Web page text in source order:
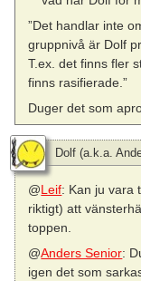
”Det handlar inte
gruppnivå är Dolf
T.ex. det finns fler
finns rasifierade.”
Duger det som
Dolf (a.k.a.
@Leif: Kan ju vara
riktigt) att
toppen.
@Anders Senior:
igen det som